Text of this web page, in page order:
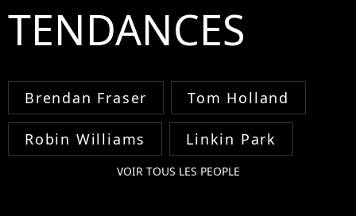
TENDANCES
Brendan Fraser Tom Holland
Robin Williams Linkin Park
VOIR TOUS LES PEOPLE